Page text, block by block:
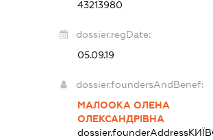
43213980
dossier.regDate:
05.09.19
dossier.foundersAndBenef:
МАЛООКА ОЛЕНА
ОЛЕКСАНДРІВНА
dossier.founderAddress